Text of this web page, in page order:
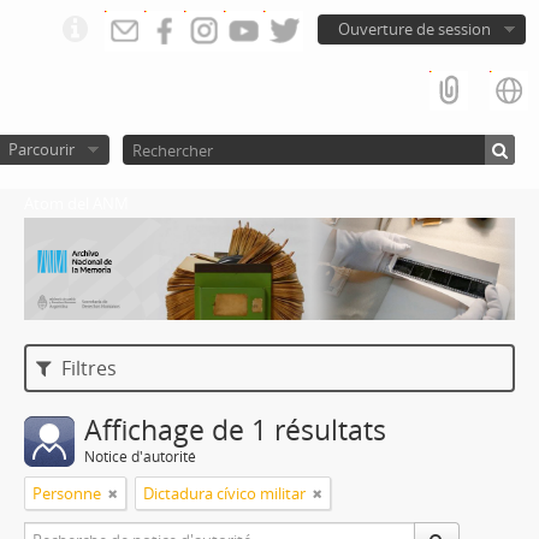
Ouverture de session
Parcourir
Filtres
Affichage de 1 résultats
Notice d'autorité
Personne Dictadura cívico militar